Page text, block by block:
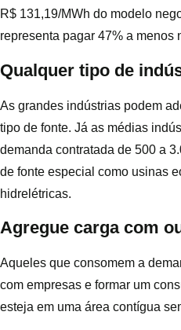
R$ 131,19/MWh do modelo
representa pagar 47% a menos
Qualquer tipo de
As grandes indústrias podem
tipo de fonte. Já as médias
demanda contratada de 500 a
de fonte especial como usinas
hidrelétricas.
Agregue carga com
Aqueles que consomem a
com empresas e formar um
esteja em uma área contígua